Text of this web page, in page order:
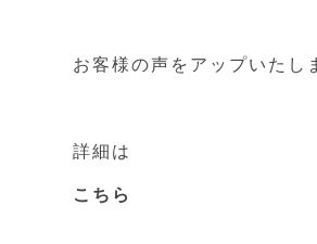
お客様の声をアップいたし
詳細は
こちら